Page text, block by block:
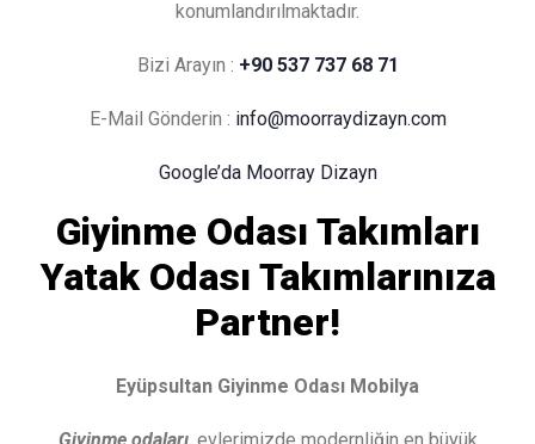
konumlandırılmaktadır.
Bizi Arayın : +90 537 737 68 71
E-Mail Gönderin : info@moorraydizayn.com
Google’da Moorray Dizayn
Giyinme Odası Takımları
Yatak Odası Takımlarınıza
Partner!
Eyüpsultan Giyinme Odası Mobilya